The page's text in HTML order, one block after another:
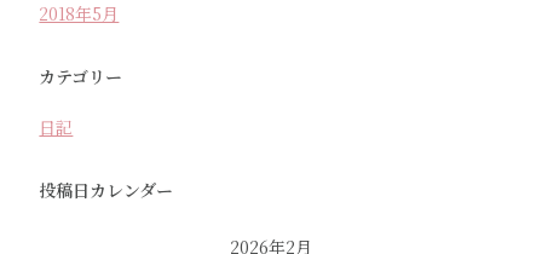
2018年5月
カテゴリー
日記
投稿日カレンダー
2026年2月